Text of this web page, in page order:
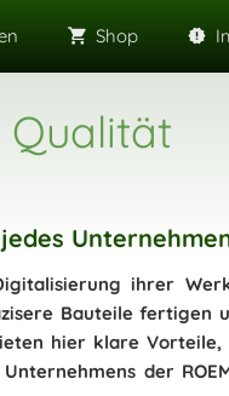
Shop
Qualität
ihrer
Bauteile fertigen
hier klare Vorteile,
der